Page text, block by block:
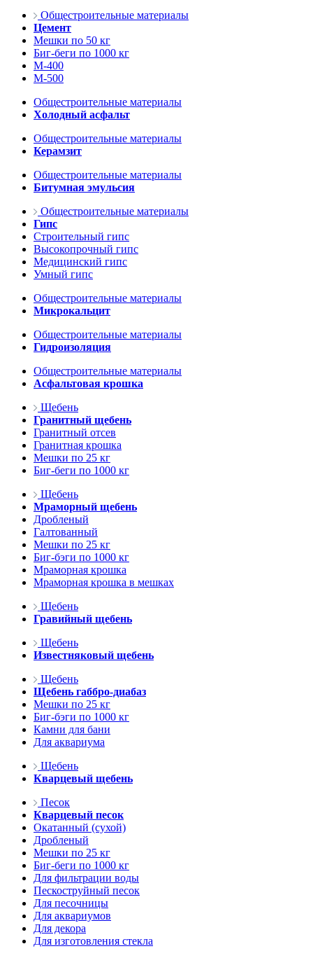
Общестроительные материалы
Цемент
Мешки по 50 кг
Биг-беги по 1000 кг
М-400
М-500
Общестроительные материалы
Холодный асфальт
Общестроительные материалы
Керамзит
Общестроительные материалы
Битумная эмульсия
Общестроительные материалы
Гипс
Строительный гипс
Высокопрочный гипс
Медицинский гипс
Умный гипс
Общестроительные материалы
Микрокальцит
Общестроительные материалы
Гидроизоляция
Общестроительные материалы
Асфальтовая крошка
Щебень
Гранитный щебень
Гранитный отсев
Гранитная крошка
Мешки по 25 кг
Биг-беги по 1000 кг
Щебень
Мраморный щебень
Дробленый
Галтованный
Мешки по 25 кг
Биг-бэги по 1000 кг
Мраморная крошка
Мраморная крошка в мешках
Щебень
Гравийный щебень
Щебень
Известняковый щебень
Щебень
Щебень габбро-диабаз
Мешки по 25 кг
Биг-бэги по 1000 кг
Камни для бани
Для аквариума
Щебень
Кварцевый щебень
Песок
Кварцевый песок
Окатанный (сухой)
Дробленый
Мешки по 25 кг
Биг-беги по 1000 кг
Для фильтрации воды
Пескоструйный песок
Для песочницы
Для аквариумов
Для декора
Для изготовления стекла